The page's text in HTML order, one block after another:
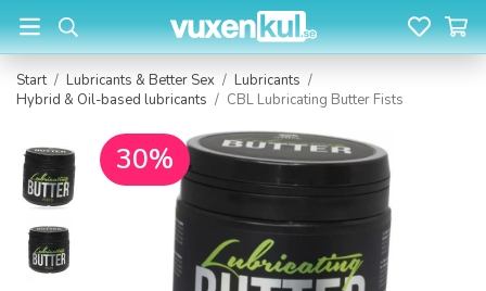
Start / Lubricants & Better Sex / Lubricants /
Hybrid & Oil-based lubricants / CBL Lubricating Butter Fists
30%